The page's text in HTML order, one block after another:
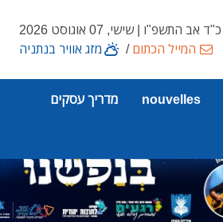
כ"ד אב התשפ"ו | שישי, 07 אוגוסט 2026
המייל הכתום/ מזג אוויר בנתניה
nouvelles מדריך עסקים